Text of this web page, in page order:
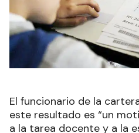
El funcionario de la
este resultado es “un
a la tarea docente y a la